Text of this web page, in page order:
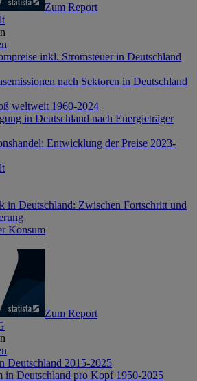
Zum Report
inkl. Stromsteuer in Deutschland
nach Sektoren in Deutschland
weltweit 1960-2024
in Deutschland nach Energieträger
Entwicklung der Preise 2023-
in Deutschland: Zwischen Fortschritt und
Konsum
Zum Report
Deutschland 2015-2025
in Deutschland pro Kopf 1950-2025